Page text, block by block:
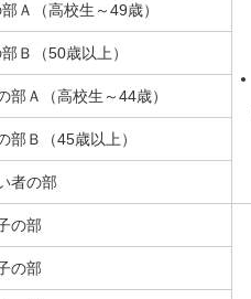
Ａ（高校生～49歳）
Ｂ（50歳以上）
部Ａ（高校生～44歳）
部Ｂ（45歳以上）
者の部
の部
の部